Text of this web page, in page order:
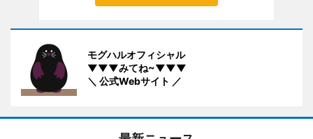
モグハルオフィシャル
▼▼▼みてね~▼▼▼
＼ 公式Webサイト ／